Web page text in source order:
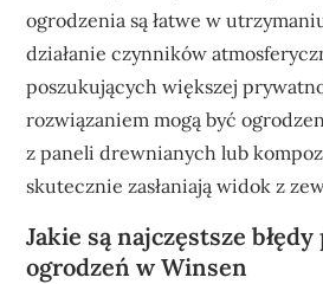
ogrodzenia są łatwe w
działanie czynników
poszukujących większej
rozwiązaniem mogą być
z paneli drewnianych lub
skutecznie zasłaniają widok z
Jakie są najczęstsze
ogrodzeń w Winsen